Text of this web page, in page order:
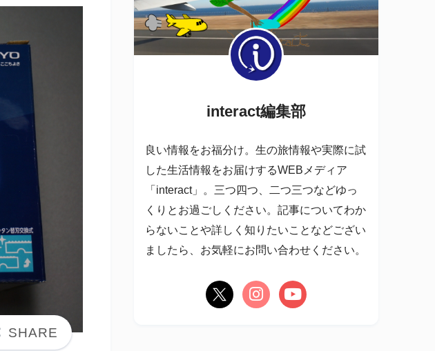
interact編集部
良い情報をお福分け。生の旅情報や実際に試
した生活情報をお届けするWEBメディア
「interact」。三つ四つ、二つ三つなどゆっ
くりとお過ごしください。記事についてわか
らないことや詳しく知りたいことなどござい
ましたら、お気軽にお問い合わせください。